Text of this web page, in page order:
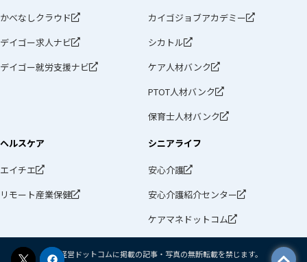
かべなしクラウド
デイゴー求人ナビ
デイゴー就労支援ナビ
カイゴジョブアカデミー
シカトル
ケア人材バンク
PTOT人材バンク
保育士人材バンク
ヘルスケア
エイチエ
リモート産業保健
シニアライフ
安心介護
安心介護紹介センター
ケアマネドットコム
介護経営ドットコムに掲載の記事・写真の無断転載を禁じます。